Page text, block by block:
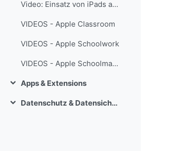
Video: Einsatz von iPads an österreichischen Schulen
VIDEOS - Apple Classroom
VIDEOS - Apple Schoolwork
VIDEOS - Apple Schoolmanager Anmeldung
Einklappen
Apps & Extensions
Einklappen Datenschutz & Datensicherheit